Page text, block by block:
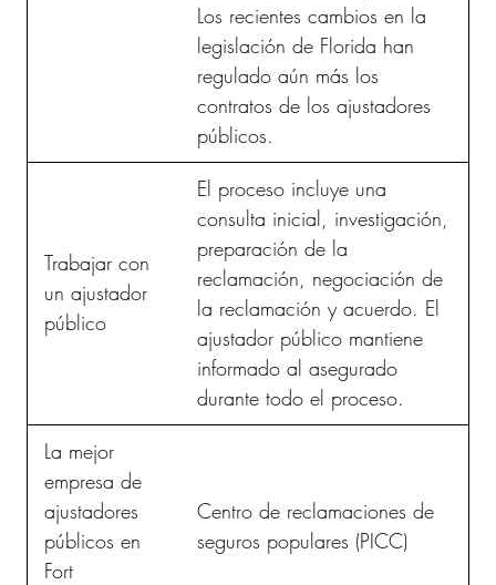
Los recientes cambios en la
legislación de Florida han
regulado aún más los
contratos de los ajustadores
públicos.
Trabajar con
un ajustador
público
El proceso incluye una
consulta inicial, investigación,
preparación de la
reclamación, negociación de
la reclamación y acuerdo. El
ajustador público mantiene
informado al asegurado
durante todo el proceso.
La mejor
empresa de
ajustadores
públicos en
Fort
Centro de reclamaciones de
seguros populares (PICC)